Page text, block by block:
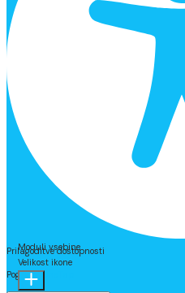
Prilagoditve dostopnosti
PoganjaOneTap
Moduli vsebine
Velikost ikone